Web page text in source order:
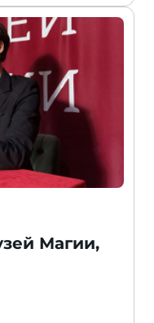
Магии,